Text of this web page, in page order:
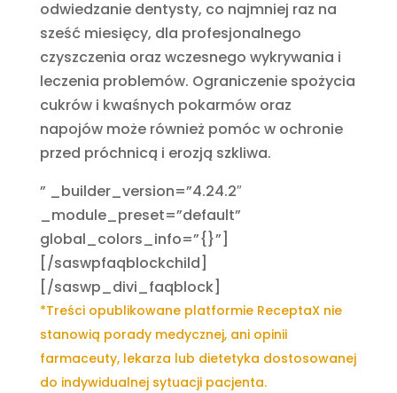
odwiedzanie dentysty, co najmniej raz na
sześć miesięcy, dla profesjonalnego
czyszczenia oraz wczesnego wykrywania i
leczenia problemów. Ograniczenie spożycia
cukrów i kwaśnych pokarmów oraz
napojów może również pomóc w ochronie
przed próchnicą i erozją szkliwa.
” _builder_version=”4.24.2″
_module_preset=”default”
global_colors_info=”{}”]
[/saswpfaqblockchild]
[/saswp_divi_faqblock]
*Treści opublikowane platformie ReceptaX nie
stanowią porady medycznej, ani opinii
farmaceuty, lekarza lub dietetyka dostosowanej
do indywidualnej sytuacji pacjenta.